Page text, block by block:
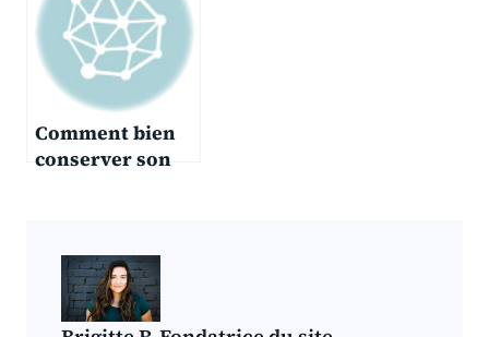
Comment bien
conserver son